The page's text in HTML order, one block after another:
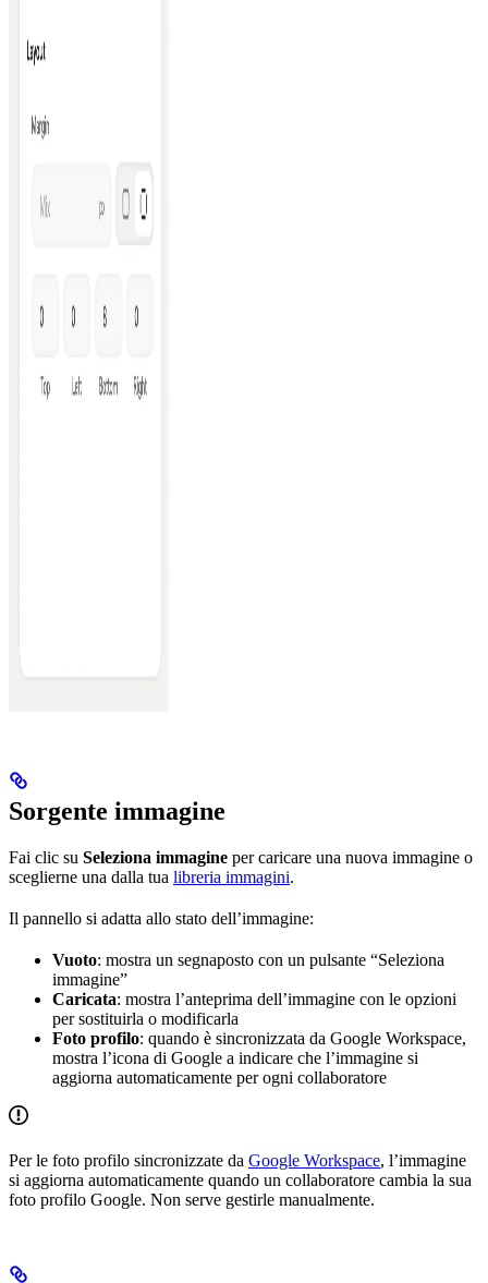
Sorgente immagine
Fai clic su Seleziona immagine per caricare una nuova immagine o
sceglierne una dalla tua libreria immagini.
Il pannello si adatta allo stato dell’immagine:
Vuoto: mostra un segnaposto con un pulsante “Seleziona
immagine”
Caricata: mostra l’anteprima dell’immagine con le opzioni
per sostituirla o modificarla
Foto profilo: quando è sincronizzata da Google Workspace,
mostra l’icona di Google a indicare che l’immagine si
aggiorna automaticamente per ogni collaboratore
Per le foto profilo sincronizzate da Google Workspace, l’immagine
si aggiorna automaticamente quando un collaboratore cambia la sua
foto profilo Google. Non serve gestirle manualmente.